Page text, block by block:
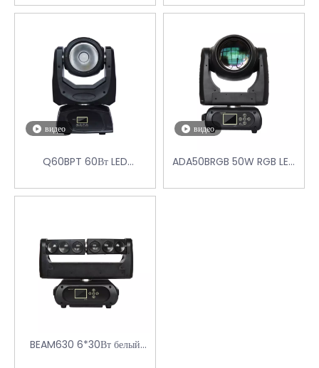
прожектором
головка с масштабированием
видео
Q60BPT 60Вт LED
ДВИЖУЩАЯСЯ ГОЛОВКА
видео
ADA50BRGB 50W RGB LED
BEAM630 6*30Вт белый